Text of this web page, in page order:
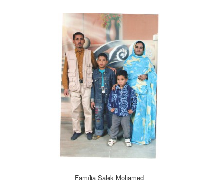
Família Salek Mohamed